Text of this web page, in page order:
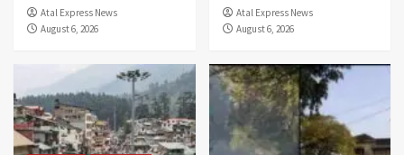
Atal Express News
August 6, 2026
Atal Express News
August 6, 2026